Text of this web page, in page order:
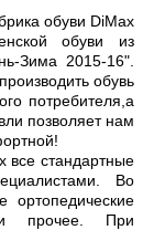
обуви DiMax
обуви из
Зима 2015-16".
обувь
потребителя,а
позволяет нам
все стандартные
Во
ортопедические
и прочее. При